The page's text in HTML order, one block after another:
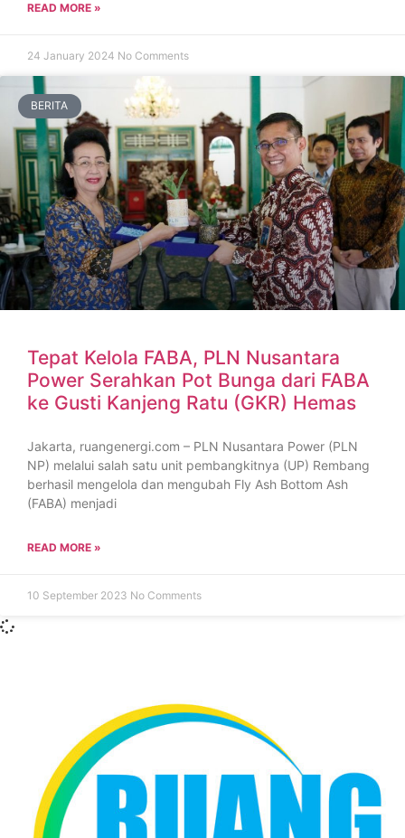
READ MORE »
24 January 2024 No Comments
BERITA
Tepat Kelola FABA, PLN Nusantara
Power Serahkan Pot Bunga dari FABA
ke Gusti Kanjeng Ratu (GKR) Hemas
Jakarta, ruangenergi.com – PLN Nusantara Power (PLN
NP) melalui salah satu unit pembangkitnya (UP) Rembang
berhasil mengelola dan mengubah Fly Ash Bottom Ash
(FABA) menjadi
READ MORE »
10 September 2023 No Comments